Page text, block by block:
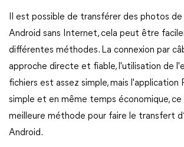
Il est possible de transférer des photos de
Android sans Internet, cela peut être
différentes méthodes. La connexion par
approche directe et fiable, l'utilisation de
fichiers est assez simple, mais l'application
simple et en même temps économique, ce
meilleure méthode pour faire le transfert
Android.